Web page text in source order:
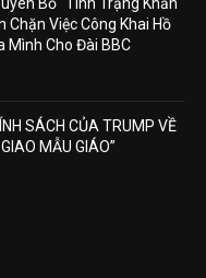
Bố “Tình Trạng Khẩn
Chặn Việc Công Khai Hồ
Mình Cho Đài BBC
SÁCH CỦA TRUMP VỀ
MẪU GIÁO”